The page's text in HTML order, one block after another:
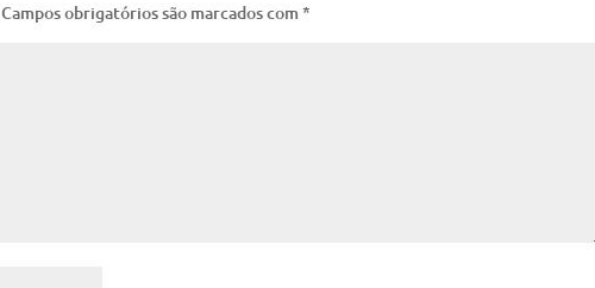
Campos obrigatórios são marcados com *